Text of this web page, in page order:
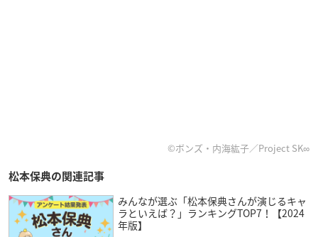
©ボンズ・内海紘子／Project SK∞
松本保典の関連記事
みんなが選ぶ「松本保典さんが演じるキャ
ラといえば？」ランキングTOP7！【2024
年版】